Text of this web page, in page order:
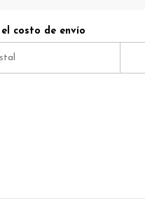
costo de envío